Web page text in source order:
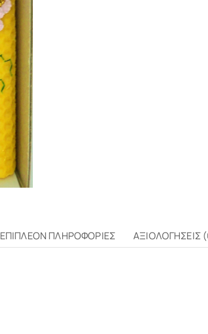
ΕΠΙΠΛΈΟΝ ΠΛΗΡΟΦΟΡΊΕΣ ΑΞΙΟΛΟΓΉΣΕΙΣ